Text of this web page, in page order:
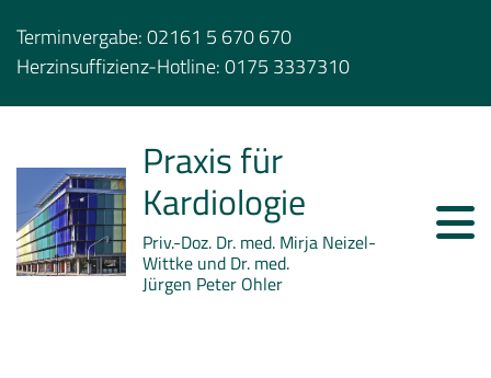
Terminvergabe:02161 5 670 670
Herzinsuffizienz-Hotline:0175 3337310
Praxis für
Kardiologie
Priv.-Doz. Dr. med. Mirja Neizel-
Wittke und Dr. med.
Jürgen Peter Ohler